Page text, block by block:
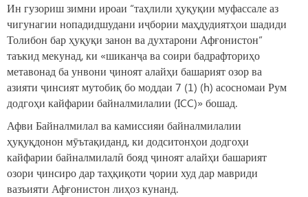
Ин гузориш зимни ироаи “таҳлили ҳуқуқии муфассале аз
чигунагии нопадидшудани иҷбории маҳдудиятҳои шадиди
Толибон бар ҳуқуқи занон ва духтарони Афғонистон”
таъкид мекунад, ки «шиканҷа ва соири бадрафториҳо
метавонад ба унвони ҷиноят алайҳи башарият озор ва
азияти ҷинсият мутобиқ бо моддаи 7 (1) (h) асосномаи Рум
додгоҳи кайфарии байналмилалии (ICC)» бошад.
Афви Байналмилал ва камиссияи байналмилалии
ҳуқуқдонон мӯътақиданд, ки додситонҳои додгоҳи
кайфарии байналмилалӣ бояд ҷиноят алайҳи башарият
озори ҷинсиро дар таҳқиқоти ҷории худ дар мавриди
вазъияти Афғонистон лиҳоз кунанд.